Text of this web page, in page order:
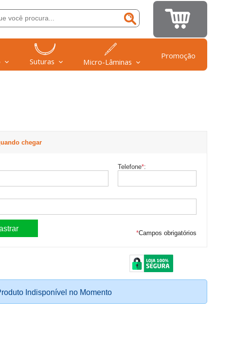
Suturas Micro-Lâminas
Promoção
chegar
Telefone*:
*Campos obrigatórios
Indisponível no Momento